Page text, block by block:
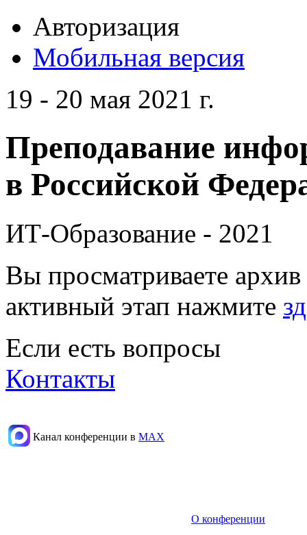
Авторизация
Мобильная версия
19 - 20 мая 2021 г.
Преподавание
в Российской
ИТ-Образование - 2021
Вы просматриваете
активный этап нажмите
Если есть вопросы
Контакты
Канал конференции в МАХ
О конференции